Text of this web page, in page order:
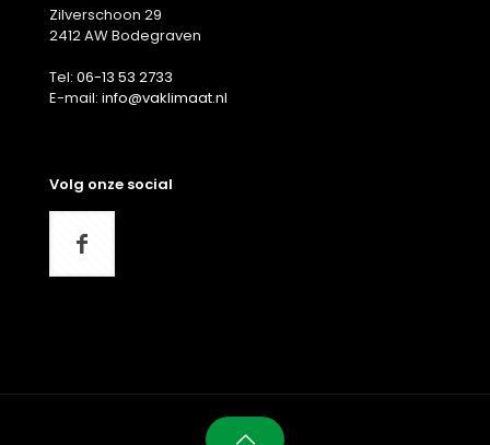
Zilverschoon 29
2412 AW Bodegraven
Tel: 06-13 53 2733
E-mail: info@vaklimaat.nl
Volg onze social